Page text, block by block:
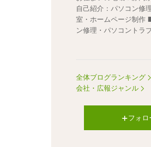
自己紹介： パソコン修
室・ホームページ制作
ン修理・パソコントラ
全体ブログランキング
会社・広報ジャンル
フォロ